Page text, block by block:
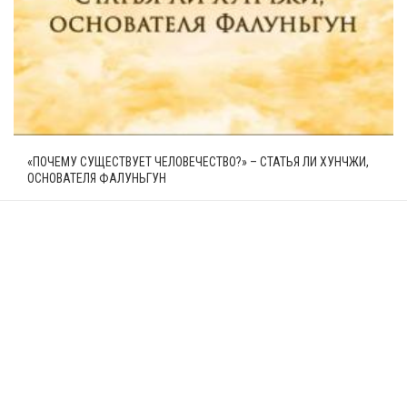
«ПОЧЕМУ СУЩЕСТВУЕТ ЧЕЛОВЕЧЕСТВО?» – СТАТЬЯ ЛИ ХУНЧЖИ,
ОСНОВАТЕЛЯ ФАЛУНЬГУН